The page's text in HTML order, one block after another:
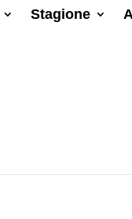
Stagione